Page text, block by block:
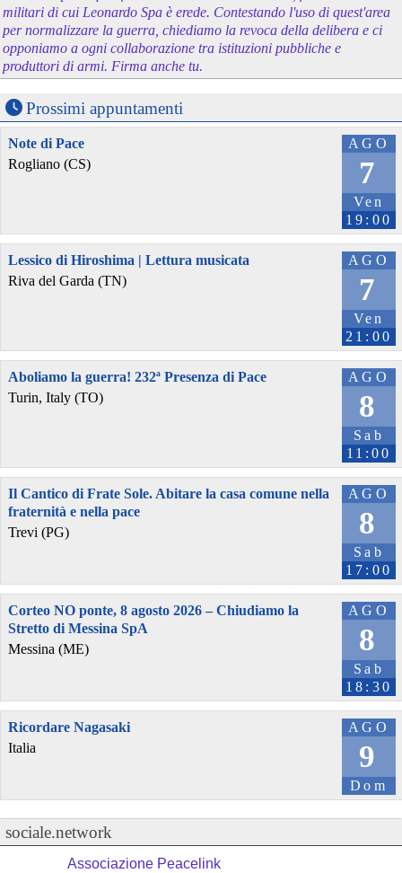
militari di cui Leonardo Spa è erede. Contestando l'uso di quest'area
per normalizzare la guerra, chiediamo la revoca della delibera e ci
opponiamo a ogni collaborazione tra istituzioni pubbliche e
produttori di armi. Firma anche tu.
Prossimi appuntamenti
AGO
7
Ven
19:00
Note di Pace
Rogliano (CS)
AGO
7
Ven
21:00
Lessico di Hiroshima | Lettura musicata
Riva del Garda (TN)
AGO
8
Sab
11:00
Aboliamo la guerra! 232ª Presenza di Pace
Turin, Italy (TO)
AGO
8
Sab
17:00
Il Cantico di Frate Sole. Abitare la casa comune nella
fraternità e nella pace
Trevi (PG)
AGO
8
Sab
18:30
Corteo NO ponte, 8 agosto 2026 – Chiudiamo la
Stretto di Messina SpA
Messina (ME)
AGO
9
Dom
Ricordare Nagasaki
Italia
sociale.network
Associazione Peacelink